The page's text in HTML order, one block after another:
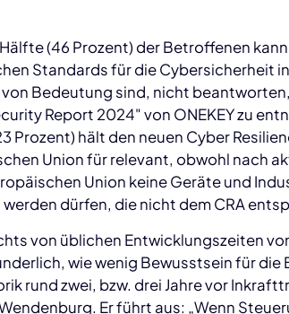
(46 Prozent) der Betroffenen
Standards für die Cybersicherheit
Bedeutung sind, nicht beantworten,
Report 2024" von ONEKEY zu
Prozent) hält den neuen Cyber
Union für relevant, obwohl nach
Union keine Geräte und
dürfen, die nicht dem CRA
von üblichen Entwicklungszeiten
wie wenig Bewusstsein für die
rund zwei, bzw. drei Jahre vor
Er führt aus: „Wenn